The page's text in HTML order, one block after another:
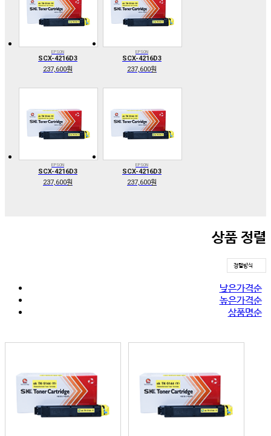
EPSON
SCX-4216D3
237,600원
EPSON
SCX-4216D3
237,600원
EPSON
SCX-4216D3
237,600원
EPSON
SCX-4216D3
237,600원
상품 정렬
정렬방식
낮은가격순
높은가격순
상품명순